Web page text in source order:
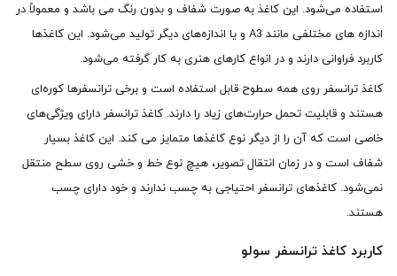
استفاده می‌شود. این کاغذ به صورت شفاف و بدون رنگ می باشد و معمولاً در
اندازه های مختلفی مانند A3 و یا اندازه‌های دیگر تولید می‌شود. این کاغذها
کاربرد فراوانی دارند و در انواع کارهای هنری به کار گرفته می‌شود.
کاغذ ترانسفر روی همه سطوح قابل استفاده است و برخی ترانسفرها کوره‌ای
هستند و قابلیت تحمل حرارت‌های زیاد را دارند. کاغذ ترانسفر دارای ویژگی‌های
خاصی است که آن را از دیگر نوع کاغذها متمایز می کند. این کاغذ بسیار
شفاف است و در زمان انتقال تصویر، هیچ نوع خط و خشی روی سطح منتقل
نمی‌شود. کاغذهای ترانسفر احتیاجی به چسب ندارند و خود دارای چسب
هستند.
کاربرد کاغذ ترانسفر سولو